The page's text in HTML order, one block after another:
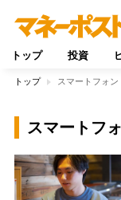
トップ 投資
トップ スマートフォン
スマートフ